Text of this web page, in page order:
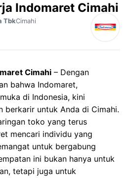
Indomaret Cimahi
TbkCimahi
Cimahi – Dengan
bahwa Indomaret,
di Indonesia, kini
berkarir untuk Anda di Cimahi.
toko yang terus
mencari individu yang
untuk bergabung
ini bukan hanya untuk
tetapi juga untuk